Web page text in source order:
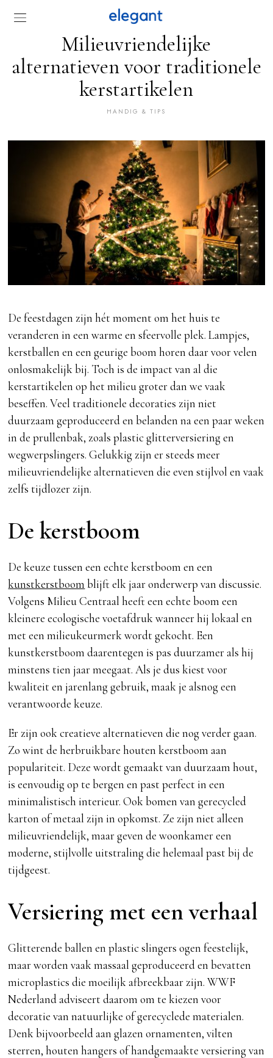
Milieuvriendelijke
alternatieven voor traditionele
kerstartikelen
HANDIG & TIPS
De feestdagen zijn hét moment om het huis te
veranderen in een warme en sfeervolle plek. Lampjes,
kerstballen en een geurige boom horen daar voor velen
onlosmakelijk bij. Toch is de impact van al die
kerstartikelen op het milieu groter dan we vaak
beseffen. Veel traditionele decoraties zijn niet
duurzaam geproduceerd en belanden na een paar weken
in de prullenbak, zoals plastic glitterversiering en
wegwerpslingers. Gelukkig zijn er steeds meer
milieuvriendelijke alternatieven die even stijlvol en vaak
zelfs tijdlozer zijn.
De kerstboom
De keuze tussen een echte kerstboom en een
kunstkerstboom blijft elk jaar onderwerp van discussie.
Volgens Milieu Centraal heeft een echte boom een
kleinere ecologische voetafdruk wanneer hij lokaal en
met een milieukeurmerk wordt gekocht. Een
kunstkerstboom daarentegen is pas duurzamer als hij
minstens tien jaar meegaat. Als je dus kiest voor
kwaliteit en jarenlang gebruik, maak je alsnog een
verantwoorde keuze.
Er zijn ook creatieve alternatieven die nog verder gaan.
Zo wint de herbruikbare houten kerstboom aan
populariteit. Deze wordt gemaakt van duurzaam hout,
is eenvoudig op te bergen en past perfect in een
minimalistisch interieur. Ook bomen van gerecycled
karton of metaal zijn in opkomst. Ze zijn niet alleen
milieuvriendelijk, maar geven de woonkamer een
moderne, stijlvolle uitstraling die helemaal past bij de
tijdgeest.
Versiering met een verhaal
Glitterende ballen en plastic slingers ogen feestelijk,
maar worden vaak massaal geproduceerd en bevatten
microplastics die moeilijk afbreekbaar zijn. WWF
Nederland adviseert daarom om te kiezen voor
decoratie van natuurlijke of gerecyclede materialen.
Denk bijvoorbeeld aan glazen ornamenten, vilten
sterren, houten hangers of handgemaakte versiering van